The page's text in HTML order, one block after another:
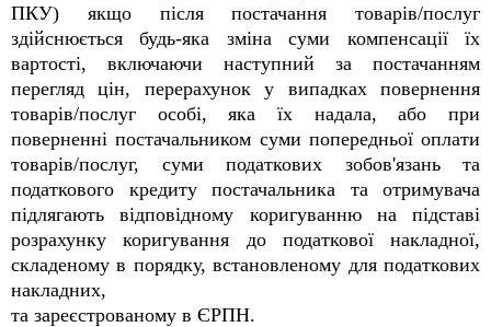
ПКУ) якщо після постачання товарів/послуг
здійснюється будь-яка зміна суми компенсації їх
вартості, включаючи наступний за постачанням
перегляд цін, перерахунок у випадках повернення
товарів/послуг особі, яка їх надала, або при
поверненні постачальником суми попередньої оплати
товарів/послуг, суми податкових зобов'язань та
податкового кредиту постачальника та отримувача
підлягають відповідному коригуванню на підставі
розрахунку коригування до податкової накладної,
складеному в порядку, встановленому для податкових
накладних,
та зареєстрованому в ЄРПН.